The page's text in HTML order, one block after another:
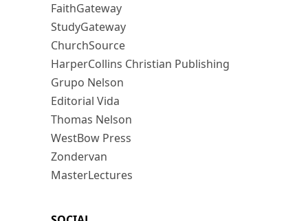
FaithGateway
StudyGateway
ChurchSource
HarperCollins Christian Publishing
Grupo Nelson
Editorial Vida
Thomas Nelson
WestBow Press
Zondervan
MasterLectures